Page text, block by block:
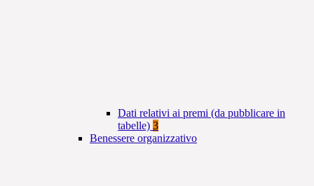
Dati relativi ai premi (da pubblicare in
tabelle) 3
Benessere organizzativo